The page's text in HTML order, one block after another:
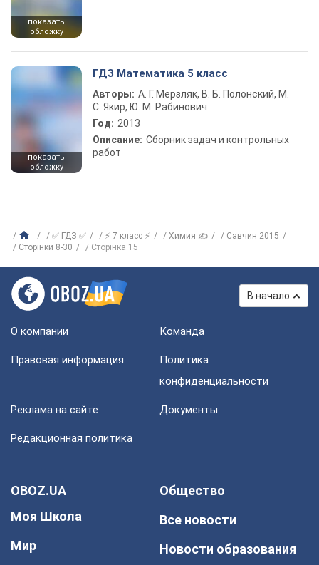
показать
обложку
показать
обложку
ГДЗ Математика 5 класс
Авторы: А. Г. Мерзляк, В. Б. Полонский, М.
С. Якир, Ю. М. Рабинович
Год: 2013
Описание: Сборник задач и контрольных
работ
✅ ГДЗ ✅ ⚡ 7 класс ⚡ Химия ✍
Савчин 2015
Сторінки 8-30
Сторінка 15
В начало
О компании Команда
Правовая информация
Политика
конфиденциальности
Реклама на сайте Документы
Редакционная политика
OBOZ.UA
Моя Школа
Мир
Общество
Все новости
Новости образования